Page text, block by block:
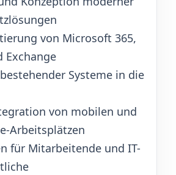
von Microsoft 365,
Exchange
Systeme in die
von mobilen und
Arbeitsplätzen
für Mitarbeitende und IT-